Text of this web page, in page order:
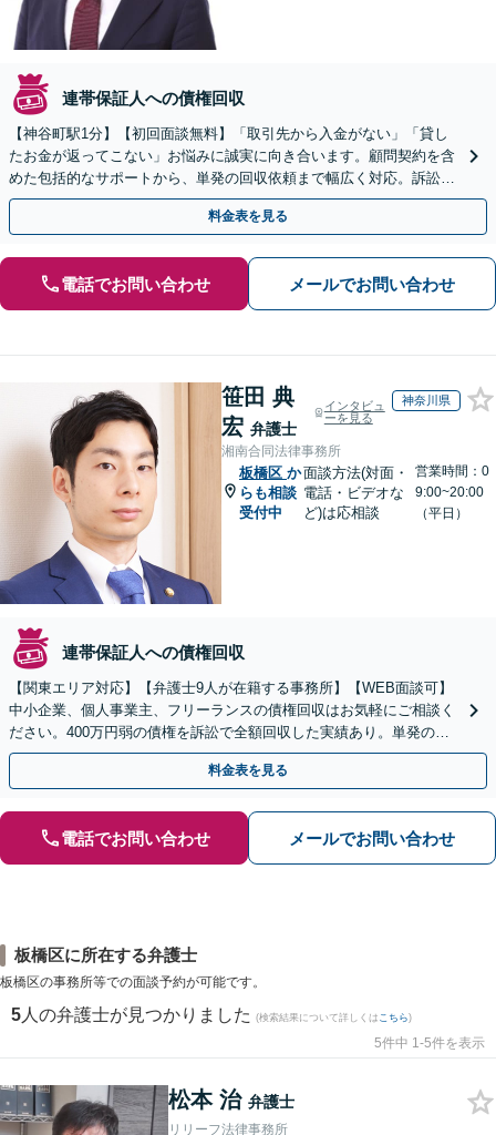
連帯保証人への債権回収
【神谷町駅1分】【初回面談無料】「取引先から入金がない」「貸し
たお金が返ってこない」お悩みに誠実に向き合います。顧問契約を含
めた包括的なサポートから、単発の回収依頼まで幅広く対応。訴訟や
交渉で、権利を守るために尽力【夜間相談可】
料金表を見る
電話でお問い合わせ メールでお問い合わせ
笹田 典
宏 弁護士
インタビュ
ーを見る
神奈川県
湘南合同法律事務所
板橋区 か
らも相談
受付中
面談方法(対面・
電話・ビデオな
ど)は応相談
営業時間：0
9:00~20:00
（平日）
連帯保証人への債権回収
【関東エリア対応】【弁護士9人が在籍する事務所】【WEB面談可】
中小企業、個人事業主、フリーランスの債権回収はお気軽にご相談く
ださい。400万円弱の債権を訴訟で全額回収した実績あり。単発のご
依頼から、顧問契約まで対応しております
料金表を見る
電話でお問い合わせ メールでお問い合わせ
板橋区に所在する弁護士
板橋区の事務所等での面談予約が可能です。
5 人の弁護士が見つかりました (検索結果について詳しくは こちら)
5件中 1-5件を表示
松本 治 弁護士
リリーフ法律事務所